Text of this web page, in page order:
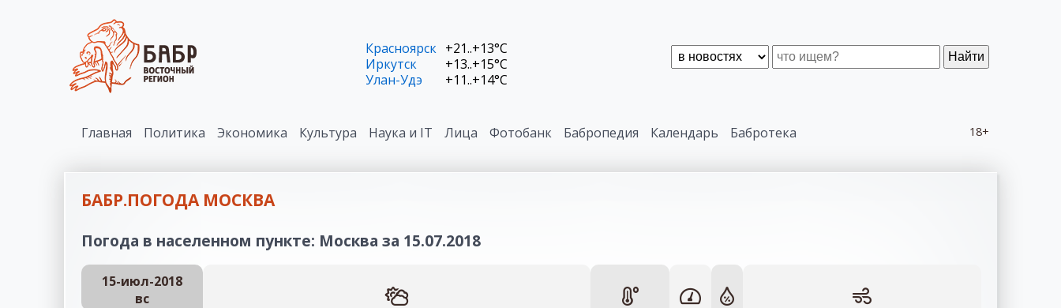
Найти
Красноярск +21..+13°C
Иркутск
+13..+15°C
Улан-Удэ
+11..+14°C
18+
Главная Политика Экономика Культура Наука и IT Лица Фотобанк Бабропедия Календарь Бабротека
БАБР.ПОГОДА МОСКВА
Погода в населенном пункте: Москва за 15.07.2018
15-июл-2018
вc